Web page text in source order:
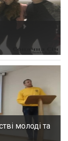
молоді та